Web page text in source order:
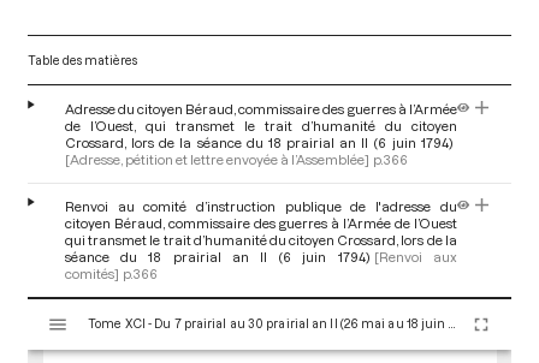
Table des matières
Adresse du citoyen Béraud, commissaire des guerres à l’Armée
de l’Ouest, qui transmet le trait d’humanité du citoyen
Crossard, lors de la séance du 18 prairial an II (6 juin 1794)
[Adresse, pétition et lettre envoyée à l’Assemblée] p.366
Renvoi au comité d’instruction publique de l'adresse du
citoyen Béraud, commissaire des guerres à l’Armée de l’Ouest
qui transmet le trait d’humanité du citoyen Crossard, lors de la
séance du 18 prairial an II (6 juin 1794) [Renvoi aux
comités] p.366
s